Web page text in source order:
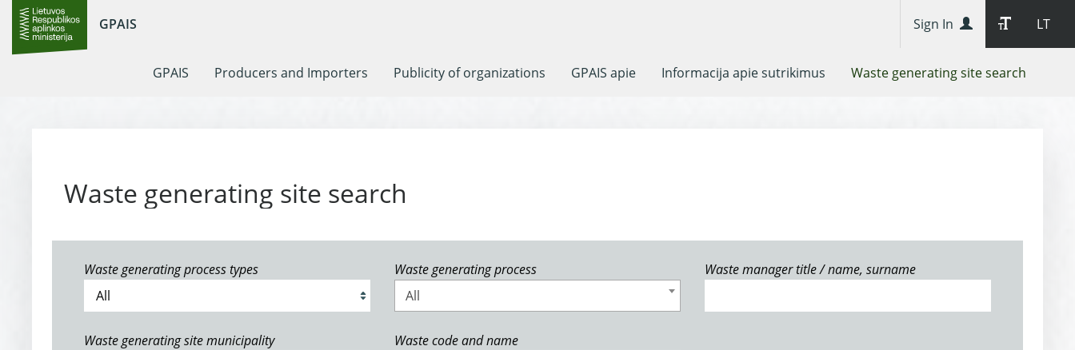
GPAIS LT
Sign In
GPAIS Producers and Importers Publicity of organizations GPAIS apie Informacija apie sutrikimus Waste generating site search
Waste generating site search
Waste generating process types
Waste generating process
All
Waste manager title / name, surname
Waste generating site municipality
Waste code and name